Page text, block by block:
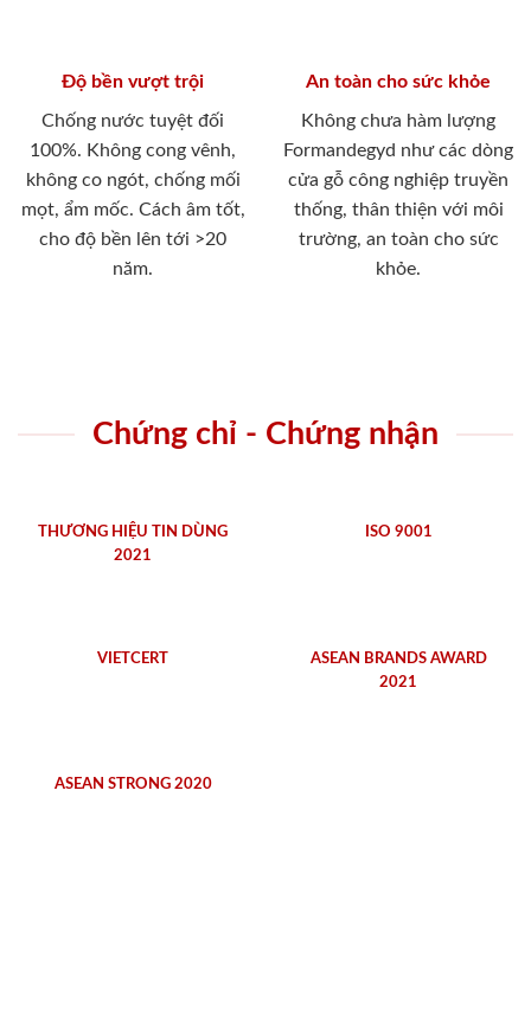
Độ bền vượt trội
Chống nước tuyệt đối
100%. Không cong vênh,
không co ngót, chống mối
mọt, ẩm mốc. Cách âm tốt,
cho độ bền lên tới >20
năm.
An toàn cho sức khỏe
Không chưa hàm lượng
Formandegyd như các dòng
cửa gỗ công nghiệp truyền
thống, thân thiện với môi
trường, an toàn cho sức
khỏe.
Chứng chỉ - Chứng nhận
THƯƠNG HIỆU TIN DÙNG
2021
ISO 9001
VIETCERT
ASEAN BRANDS AWARD
2021
ASEAN STRONG 2020